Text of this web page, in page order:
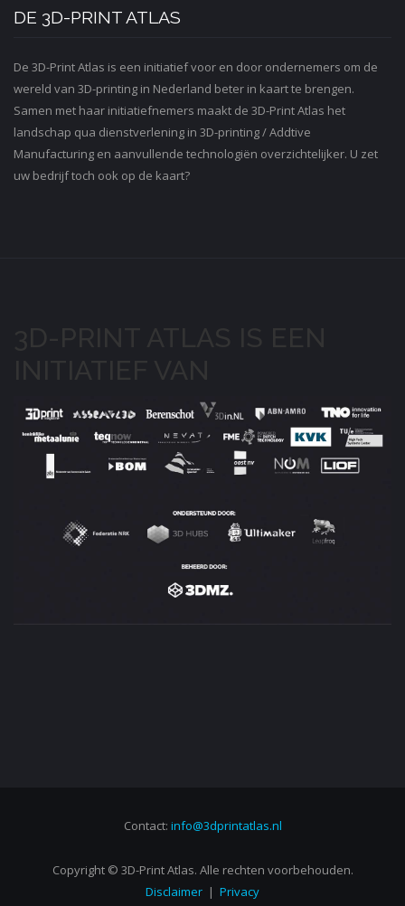
DE 3D-PRINT ATLAS
De 3D-Print Atlas is een initiatief voor en door ondernemers om de
wereld van 3D-printing in Nederland beter in kaart te brengen.
Samen met haar initiatiefnemers maakt de 3D-Print Atlas het
landschap qua dienstverlening in 3D-printing / Addtive
Manufacturing en aanvullende technologiën overzichtelijker. U zet
uw bedrijf toch ook op de kaart?
Contact: info@3dprintatlas.nl
Copyright © 3D-Print Atlas. Alle rechten voorbehouden.
Disclaimer | Privacy